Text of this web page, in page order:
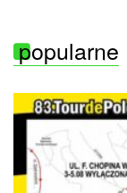
popularne